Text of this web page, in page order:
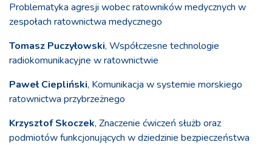
Problematyka agresji wobec ratowników medycznych w
zespołach ratownictwa medycznego
Tomasz Puczyłowski, Współczesne technologie
radiokomunikacyjne w ratownictwie
Paweł Ciepliński, Komunikacja w systemie morskiego
ratownictwa przybrzeżnego
Krzysztof Skoczek, Znaczenie ćwiczeń służb oraz
podmiotów funkcjonujących w dziedzinie bezpieczeństwa